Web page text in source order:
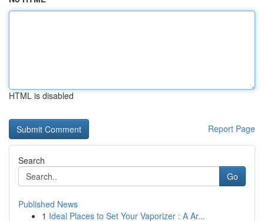
HTML is disabled
Report Page
Search
Go
Published News
1 Ideal Places to Set Your Vaporizer : A Ar...